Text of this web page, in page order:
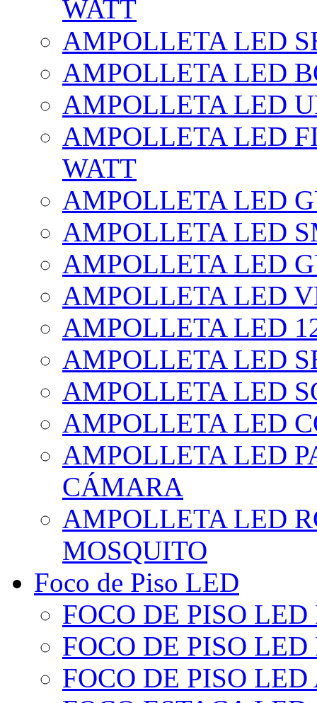
WATT
AMPOLLETA LED
AMPOLLETA LED
AMPOLLETA LED
AMPOLLETA LED
WATT
AMPOLLETA LED
AMPOLLETA LED
AMPOLLETA LED
AMPOLLETA LED
AMPOLLETA LED
AMPOLLETA LED
AMPOLLETA LED
AMPOLLETA LED
AMPOLLETA LED
CÁMARA
AMPOLLETA LED
MOSQUITO
Foco de Piso LED
FOCO DE PISO
FOCO DE PISO
FOCO DE PISO